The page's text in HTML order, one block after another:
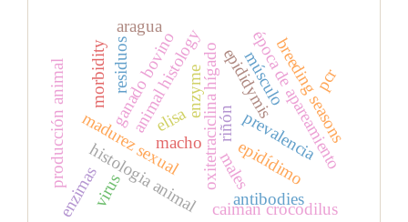
ganado bovino oxitetraciclina hígado músculo
riñón
residuos
histologia animal caiman crocodilus
epidídimo
época de apareamiento
macho
madurez sexual
animal histology epididymisbreeding seasons
males
enzimas
producción animal
aragua
enzyme
elisa prevalencia
antibodies
morbidity
virus
pcr